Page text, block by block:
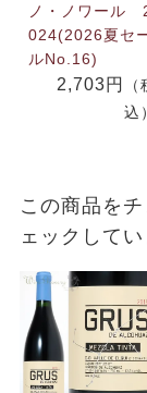
ノ・ノワール
024(2026夏セ
ルNo.16)
2,703円
（
込）
この商品を
ェックして